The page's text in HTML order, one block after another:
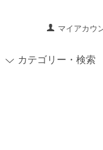
マイアカウ
カテゴリー・検索